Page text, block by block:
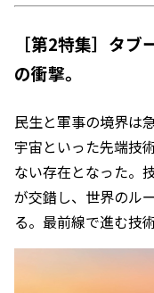
［第2特集］タ
の衝撃。
民生と軍事の境界は
宇宙といった先端技
ない存在となった。
が交錯し、世界のル
る。最前線で進む技